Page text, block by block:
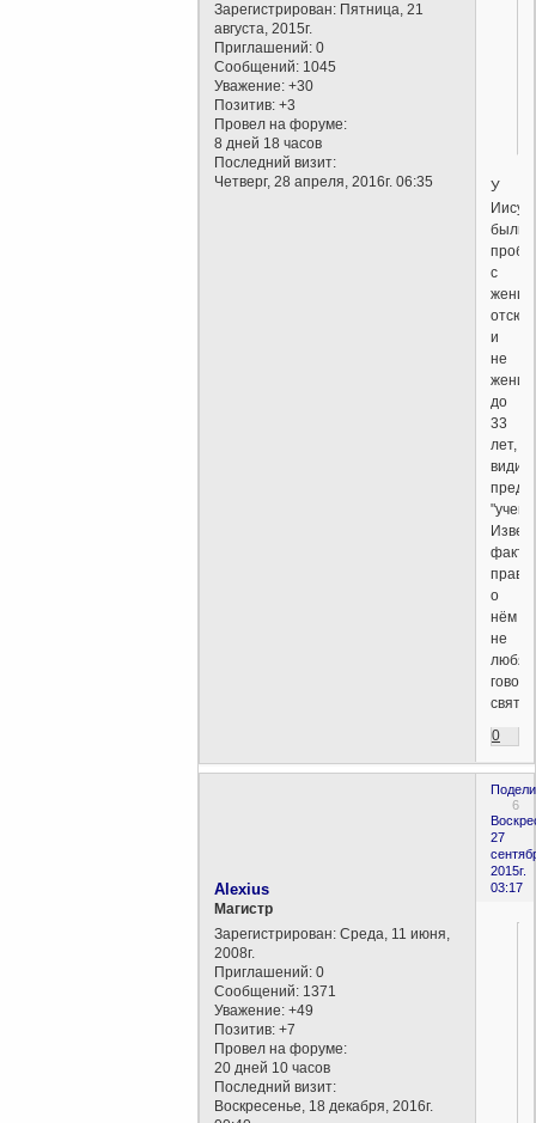
Зарегистрирован: Пятница, 21
августа, 2015г.
Приглашений: 0
Сообщений: 1045
Уважение: +30
Позитив: +3
Провел на форуме:
8 дней 18 часов
Последний визит:
Четверг, 28 апреля, 2016г. 06:35
У
были
с
и
не
до
33
лет,
факт,
о
нём
не
любят
0
6
27
2015г.
03:17
Alexius
Магистр
Зарегистрирован: Среда, 11 июня,
2008г.
Приглашений: 0
Сообщений: 1371
Уважение: +49
Позитив: +7
Провел на форуме:
20 дней 10 часов
Последний визит:
Воскресенье, 18 декабря, 2016г.